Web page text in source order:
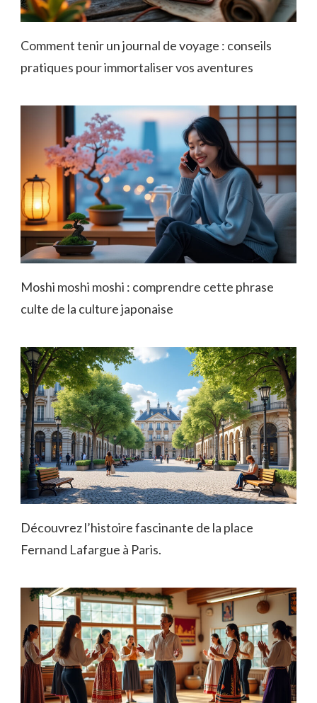
Comment tenir un journal de voyage : conseils
pratiques pour immortaliser vos aventures
Moshi moshi moshi : comprendre cette phrase
culte de la culture japonaise
Découvrez l’histoire fascinante de la place
Fernand Lafargue à Paris.